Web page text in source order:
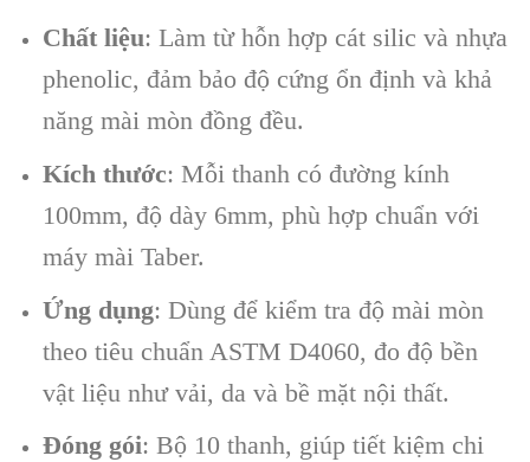
Chất liệu: Làm từ hỗn hợp cát silic và nhựa
phenolic, đảm bảo độ cứng ổn định và khả
năng mài mòn đồng đều.
Kích thước: Mỗi thanh có đường kính
100mm, độ dày 6mm, phù hợp chuẩn với
máy mài Taber.
Ứng dụng: Dùng để kiểm tra độ mài mòn
theo tiêu chuẩn ASTM D4060, đo độ bền
vật liệu như vải, da và bề mặt nội thất.
Đóng gói: Bộ 10 thanh, giúp tiết kiệm chi